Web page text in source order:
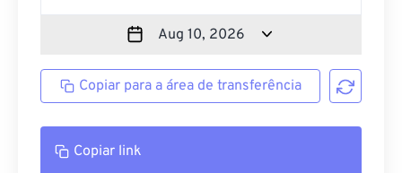
Copiar para a área de transferência
Copiar link